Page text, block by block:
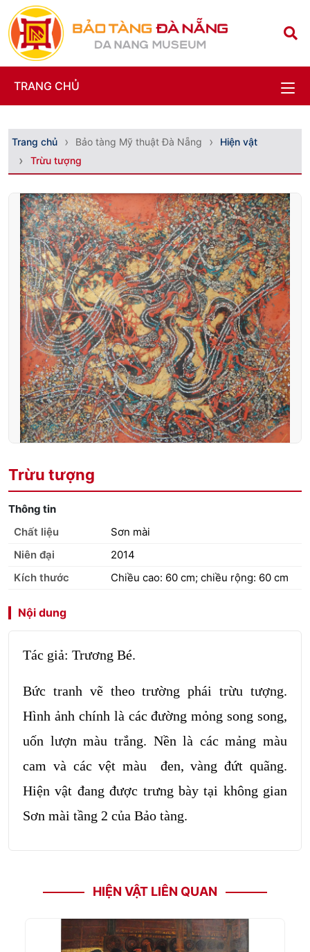
TRANG CHỦ
Trang chủ Bảo tàng Mỹ thuật Đà Nẵng
Hiện vật
Trừu tượng
Trừu tượng
Thông tin
Chất liệu
Sơn mài
Niên đại
2014
Kích thước
Chiều cao: 60 cm; chiều rộng: 60 cm
Nội dung
Tác giả: Trương Bé.
Bức tranh vẽ theo trường phái trừu tượng.
Hình ảnh chính là các đường mỏng song song,
uốn lượn màu trắng. Nền là các mảng màu
cam và các vệt màu đen, vàng đứt quãng.
Hiện vật đang được trưng bày tại không gian
Sơn mài tầng 2 của Bảo tàng.
HIỆN VẬT LIÊN QUAN